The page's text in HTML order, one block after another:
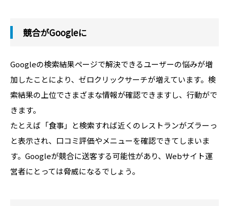
競合がGoogleに
Googleの検索結果ページで解決できるユーザーの悩みが増
加したことにより、ゼロクリックサーチが増えています。検
索結果の上位でさまざまな情報が確認できますし、行動がで
きます。
たとえば「食事」と検索すれば近くのレストランがズラーっ
と表示され、口コミ評価やメニューを確認できてしまいま
す。Googleが競合に送客する可能性があり、Webサイト運
営者にとっては脅威になるでしょう。